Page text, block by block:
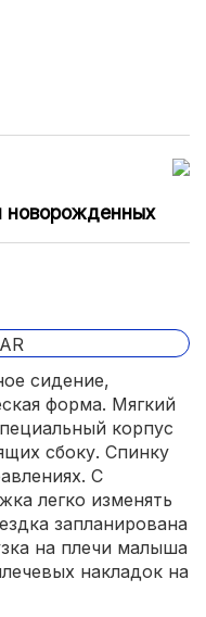
новорожденных
сидение,
форма. Мягкий
корпус
сбоку. Спинку
С
легко изменять
запланирована
на плечи малыша
накладок на